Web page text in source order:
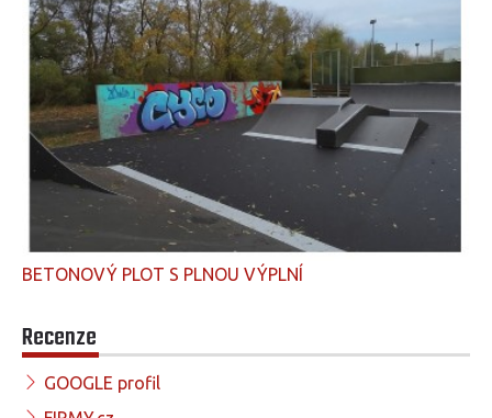
BETONOVÝ PLOT S PLNOU VÝPLNÍ
Recenze
GOOGLE profil